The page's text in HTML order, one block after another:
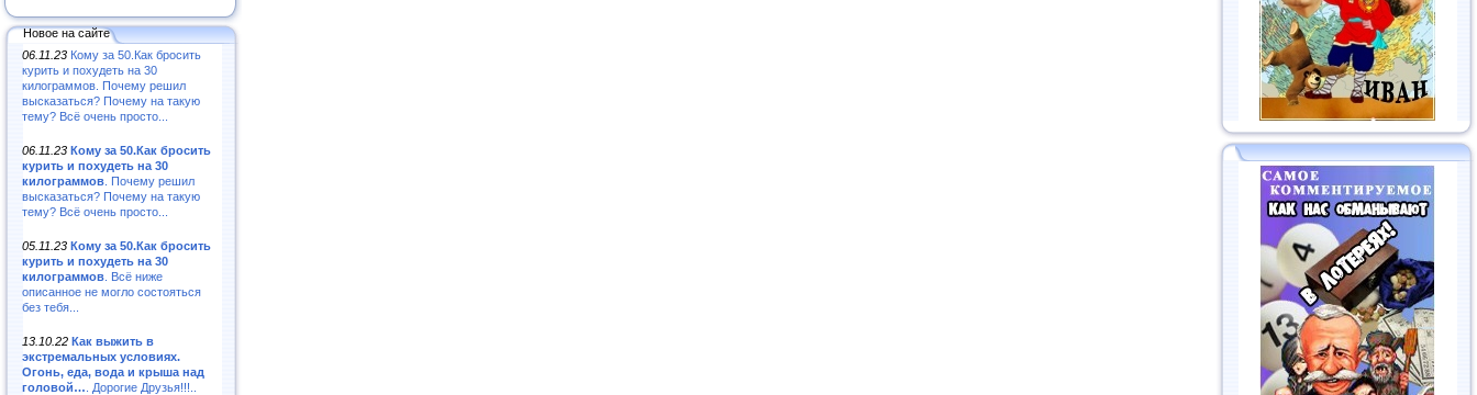
Новое на сайте
06.11.23 Кому за 50.Как бросить
курить и похудеть на 30
килограммов. Почему решил
высказаться? Почему на такую
тему? Всё очень просто...
06.11.23 Кому за 50.Как бросить
курить и похудеть на 30
килограммов . Почему решил
высказаться? Почему на такую
тему? Всё очень просто...
05.11.23 Кому за 50.Как бросить
курить и похудеть на 30
килограммов . Всё ниже
описанное не могло состояться
без тебя...
13.10.22 Как выжить в
экстремальных условиях.
Огонь, еда, вода и крыша над
головой… . Дорогие Друзья!!!..